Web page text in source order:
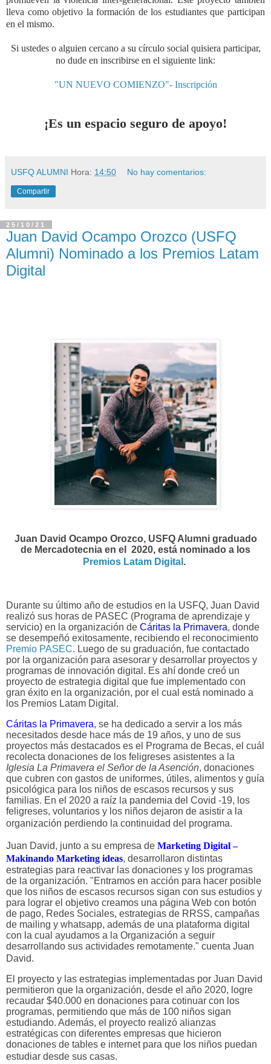
lleva como objetivo la formación de los estudiantes que participan
en el mismo.
Si ustedes o alguien cercano a su círculo social quisiera participar,
no dude en inscribirse en el siguiente link:
"UN NUEVO COMIENZO"- Inscripción
¡Es un espacio seguro de apoyo!
USFQ ALUMNI Hora: 14:50 No hay comentarios:
Compartir
25/10/21
Juan David Ocampo Orozco (USFQ
Alumni) Nominado a los Premios Latam
Digital
Juan David Ocampo Orozco, USFQ Alumni graduado
de Mercadotecnia en el 2020, está nominado a los
Premios Latam Digital .
Durante su último año de estudios en la USFQ, Juan David
realizó sus horas de PASEC (Programa de aprendizaje y
servicio) en la organización de Cáritas la Primavera, donde
se desempeñó exitosamente, recibiendo el reconocimiento
Premio PASEC. Luego de su graduación, fue contactado
por la organización para asesorar y desarrollar proyectos y
programas de innovación digital. Es ahí donde creó un
proyecto de estrategia digital que fue implementado con
gran éxito en la organización, por el cual está nominado a
los Premios Latam Digital.
Cáritas la Primavera, se ha dedicado a servir a los más
necesitados desde hace más de 19 años, y uno de sus
proyectos más destacados es el Programa de Becas, el cuál
recolecta donaciones de los feligreses asistentes a la
Iglesia La Primavera el Señor de la Asención, donaciones
que cubren con gastos de uniformes, útiles, alimentos y guía
psicológica para los niños de escasos recursos y sus
familias. En el 2020 a raíz la pandemia del Covid -19, los
feligreses, voluntarios y los niños dejaron de asistir a la
organización perdiendo la continuidad del programa.
Juan David, junto a su empresa de Marketing Digital –
Makinando Marketing ideas, desarrollaron distintas
estrategias para reactivar las donaciones y los programas
de la organización. "Entramos en acción para hacer posible
que los niños de escasos recursos sigan con sus estudios y
para lograr el objetivo creamos una página Web con botón
de pago, Redes Sociales, estrategias de RRSS, campañas
de mailing y whatsapp, además de una plataforma digital
con la cual ayudamos a la Organización a seguir
desarrollando sus actividades remotamente." cuenta Juan
David.
El proyecto y las estrategias implementadas por Juan David
permitieron que la organización, desde el año 2020, logre
recaudar $40.000 en donaciones para cotinuar con los
programas, permitiendo que más de 100 niños sigan
estudiando. Además, el proyecto realizó alianzas
estratégicas con diferentes empresas que hicieron
donaciones de tables e internet para que los niños puedan
estudiar desde sus casas.